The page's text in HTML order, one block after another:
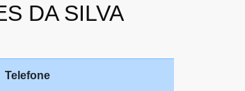
DA SILVA
Telefone